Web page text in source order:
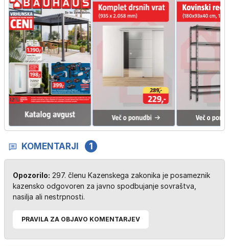
KOMENTARJI 1
Opozorilo: 297. členu Kazenskega zakonika je posameznik
kazensko odgovoren za javno spodbujanje sovraštva,
nasilja ali nestrpnosti.
PRAVILA ZA OBJAVO KOMENTARJEV